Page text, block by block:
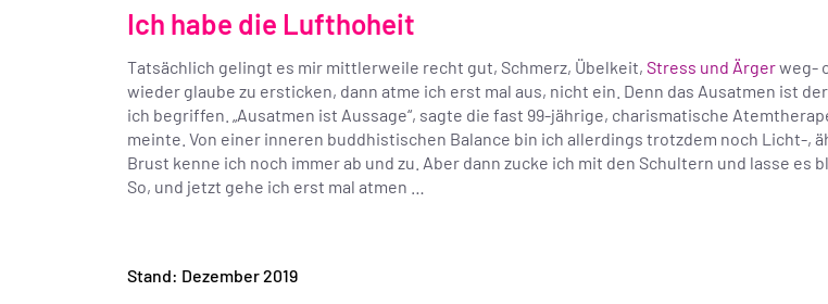
Ich habe die Lufthoheit
Tatsächlich gelingt es mir mittlerweile recht gut, Schmerz, Übelkeit, Stress und Ärgerweg-
wieder glaube zu ersticken, dann atme ich erst mal aus, nicht ein. Denn das Ausatmen ist
ich begriffen. „Ausatmen ist Aussage“, sagte die fast 99-jährige, charismatische
meinte. Von einer inneren buddhistischen Balance bin ich allerdings trotzdem noch Licht-,
Brust kenne ich noch immer ab und zu. Aber dann zucke ich mit den Schultern und lasse
So, und jetzt gehe ich erst mal atmen …
Stand: Dezember 2019